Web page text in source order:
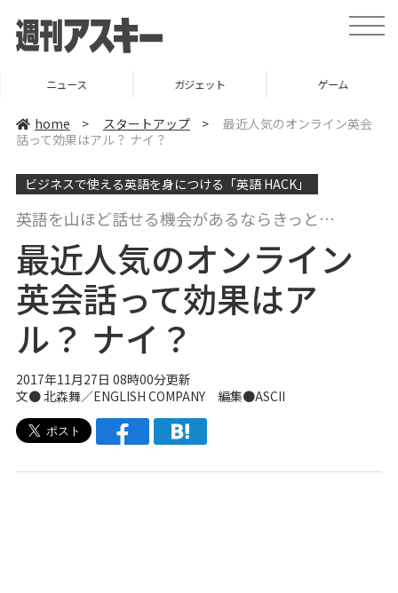
t
o
a
v
ニュース ガジェット ゲーム
home > スタートアップ >
最近人気のオンライン英会
話って効果はアル？ ナイ？
ビジネスで使える英語を身につける「英語 HACK」
英語を山ほど話せる機会があるならきっと…
最近人気のオンライン
英会話って効果はア
ル？ ナイ？
2017年11月27日 08時00分更新
文● 北森舞／ENGLISH COMPANY 編集●ASCII